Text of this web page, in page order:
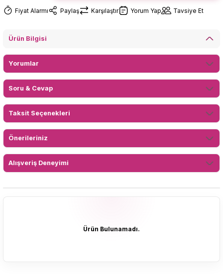
Fiyat Alarmı Paylaş Karşılaştır Yorum Yap Tavsiye Et
Ürün Bilgisi
Yorumlar
Soru & Cevap
Taksit Seçenekleri
Önerileriniz
Alışveriş Deneyimi
Ürün Bulunamadı.